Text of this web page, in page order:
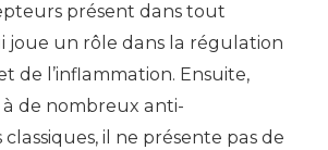
présent dans tout
joue un rôle dans la régulation
de l’inflammation. Ensuite,
de nombreux anti-
il ne présente pas de